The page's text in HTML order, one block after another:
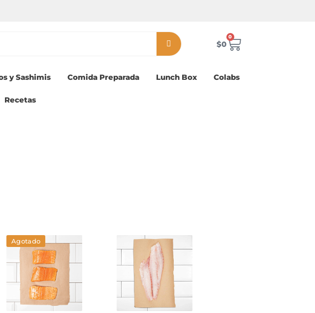
$0
0
Carrito
y Sashimis Comida Preparada Lunch Box Colabs
Recetas
Agotado